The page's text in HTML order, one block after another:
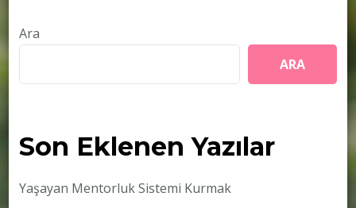
Ara
ARA
Son Eklenen Yazılar
Yaşayan Mentorluk Sistemi Kurmak